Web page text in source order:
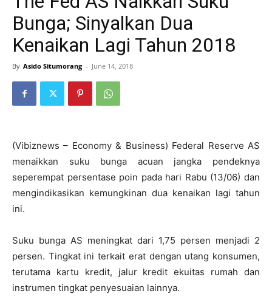
Bunga; Sinyalkan Dua
Kenaikan Lagi Tahun 2018
By Asido Situmorang - June 14, 2018
(Vibiznews – Economy & Business) Federal Reserve AS
menaikkan suku bunga acuan jangka pendeknya
seperempat persentase poin pada hari Rabu (13/06) dan
mengindikasikan kemungkinan dua kenaikan lagi tahun
ini.
Suku bunga AS meningkat dari 1,75 persen menjadi 2
persen. Tingkat ini terkait erat dengan utang konsumen,
terutama kartu kredit, jalur kredit ekuitas rumah dan
instrumen tingkat penyesuaian lainnya.